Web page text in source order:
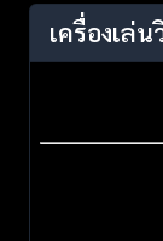
เครื่องเล่น